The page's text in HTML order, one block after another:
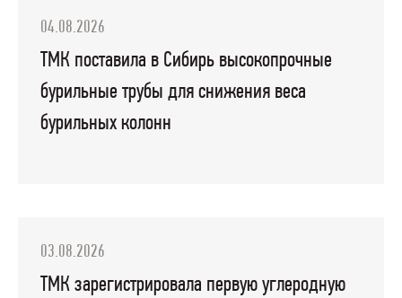
04.08.2026
ТМК поставила в Сибирь высокопрочные
бурильные трубы для снижения веса
бурильных колонн
03.08.2026
ТМК зарегистрировала первую углеродную